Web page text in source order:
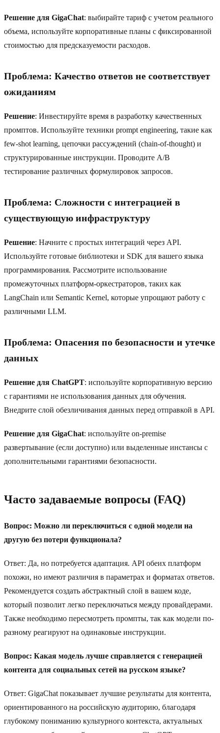
Решение для GigaChat: выбирайте тариф с учетом реального
объема, используйте корпоративные планы с фиксированной
стоимостью для предсказуемости расходов.
Проблема: Качество ответов не соответствует
ожиданиям
Решение: Инвестируйте время в разработку качественных
промптов. Используйте техники prompt engineering, такие как
few-shot learning, цепочки рассуждений (chain-of-thought) и
структурированные инструкции. Проводите A/B
тестирование различных формулировок запросов.
Проблема: Сложности с интеграцией в
существующую инфраструктуру
Решение: Начните с простых интеграций через API.
Используйте готовые библиотеки и SDK для вашего языка
программирования. Рассмотрите использование
промежуточных платформ-оркестраторов, таких как
LangChain или Semantic Kernel, которые упрощают работу с
различными LLM.
Проблема: Опасения по безопасности и утечке
данных
Решение для ChatGPT: используйте корпоративную версию
с гарантиями не использования данных для обучения.
Внедрите слой обезличивания данных перед отправкой в API.
Решение для GigaChat: используйте on-premise
развертывание (если доступно) или выделенные инстансы с
дополнительными гарантиями безопасности.
Часто задаваемые вопросы (FAQ)
Вопрос: Можно ли переключиться с одной модели на
другую без потери функционала?
Ответ: Да, но потребуется адаптация. API обеих платформ
похожи, но имеют различия в параметрах и форматах ответов.
Рекомендуется создать абстрактный слой в вашем коде,
который позволит легко переключаться между провайдерами.
Также необходимо пересмотреть промпты, так как модели по-
разному реагируют на одинаковые инструкции.
Вопрос: Какая модель лучше справляется с генерацией
контента для социальных сетей на русском языке?
Ответ: GigaChat показывает лучшие результаты для контента,
ориентированного на российскую аудиторию, благодаря
глубокому пониманию культурного контекста, актуальных